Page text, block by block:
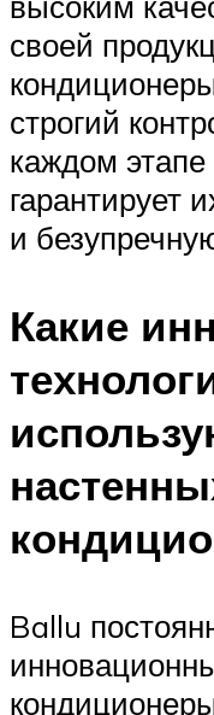
своей
строгий
каждом этапе
гарантирует
и
Какие
Ballu